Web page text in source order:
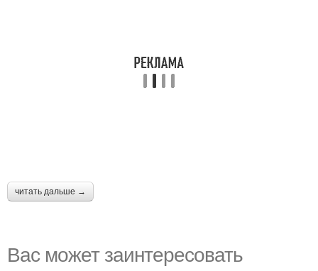
читать дальше →
Вас может заинтересовать